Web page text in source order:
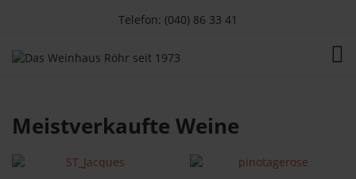
Telefon: (040) 86 33 41
Meistverkaufte Weine